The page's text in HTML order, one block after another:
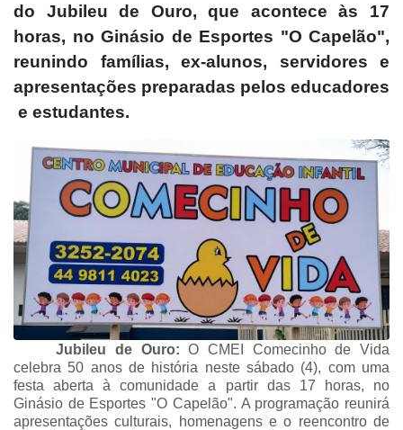
do Jubileu de Ouro, que acontece às 17
horas, no Ginásio de Esportes "O Capelão",
reunindo famílias, ex-alunos, servidores e
apresentações preparadas pelos educadores
e estudantes.
Jubileu de Ouro: O CMEI Comecinho de Vida
celebra 50 anos de história neste sábado (4), com uma
festa aberta à comunidade a partir das 17 horas, no
Ginásio de Esportes "O Capelão". A programação reunirá
apresentações culturais, homenagens e o reencontro de